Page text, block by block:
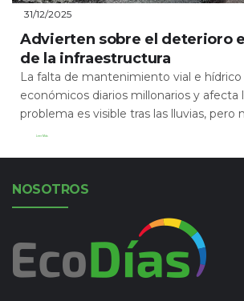
31/12/2025
Advierten sobre el deterioro
de la infraestructura
La falta de mantenimiento vial e
económicos diarios millonarios y afecta
problema es visible tras las lluvias, pero
Leer Más
NOSOTROS